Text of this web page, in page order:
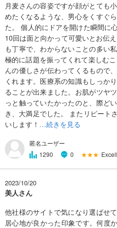
月麦さんの容姿ですが顔がとても
めたくなるような、男心をくすぐ
た。 個人的にドアを開けた瞬間に
10回は面と向かって可愛いとお伝
も丁寧で、わからないことの多い
極的に話題を振ってくれて楽しむ
んの優しさが伝わってくるもので
くれます。医療系の知識もしっか
ることが出来ました。お肌がツヤ
っと触っていたかったのと、際ど
き、大満足でした。 またリピート
いします！ …続きを見る
匿名ユーザー
1290
0 ★★★
2023/10/20
美人さん
他社様のサイトで気になり選ばせ
居心地が良かった印象です。何